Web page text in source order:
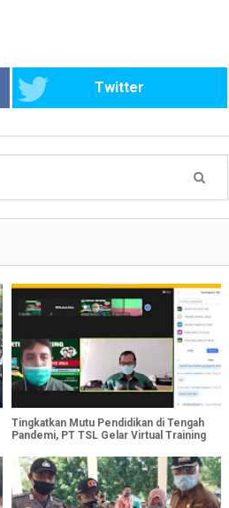
Twitter
Tingkatkan Mutu Pendidikan di Tengah
Pandemi, PT TSL Gelar Virtual Training